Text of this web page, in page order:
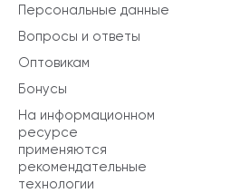
Персональные данные
Вопросы и ответы
Оптовикам
Бонусы
На информационном
ресурсе
применяются
рекомендательные
технологии